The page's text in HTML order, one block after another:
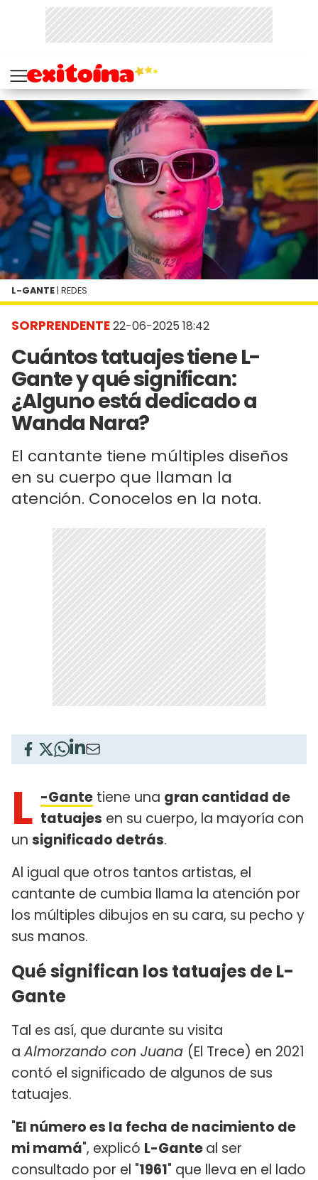
SORPRENDENTE22-06-2025 18:42
Cuántos tatuajes tiene L-
Gante y qué significan:
¿Alguno está dedicado a
Wanda Nara?
El cantante tiene múltiples diseños
en su cuerpo que llaman la
atención. Conocelos en la nota.
L-GANTE | REDES
L -Gante tiene una gran cantidad de
tatuajes en su cuerpo, la mayoría con
un significado detrás.
Al igual que otros tantos artistas, el
cantante de cumbia llama la atención por
los múltiples dibujos en su cara, su pecho y
sus manos.
Qué significan los tatuajes de L-
Gante
Tal es así, que durante su visita
aAlmorzando con Juana (El Trece) en 2021
contó el significado de algunos de sus
tatuajes.
"El número es la fecha de nacimiento de
mi mamá", explicó L-Ganteal ser
consultado por el "1961" que lleva en el lado